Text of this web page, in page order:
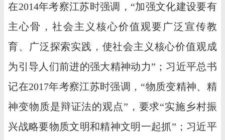
在2014年考察江苏时强调，“加强文化建设要有
主心骨，社会主义核心价值观要广泛宣传教
育、广泛探索实践，使社会主义核心价值观成
为引导人们前进的强大精神动力”；习近平总书
记在2017年考察江苏时强调，“物质变精神、精
神变物质是辩证法的观点”，要求“实施乡村振
兴战略要物质文明和精神文明一起抓”；习近平